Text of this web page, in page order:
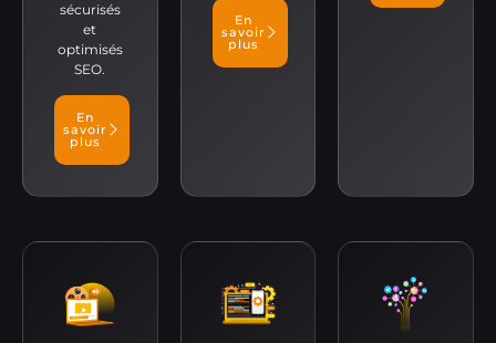
sécurisés
et
optimisés
SEO.
En
savoir
plus
En
savoir
plus